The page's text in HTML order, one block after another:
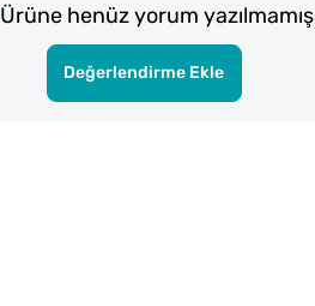
Ürüne henüz yorum yazılmamış
Değerlendirme Ekle